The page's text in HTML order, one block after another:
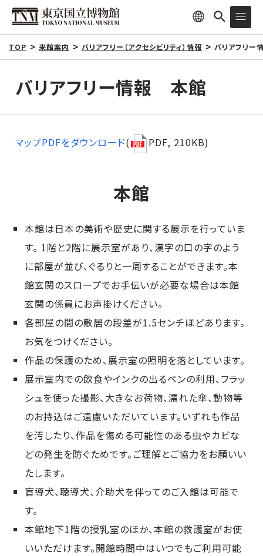
TOP 来館案内 バリアフリー（アクセシビリティ）情報 バリアフリ
バリアフリー情報 本館
マップPDFをダウンロード( PDF, 210KB)
本館
本館は日本の美術や歴史に関する展示を行っていま
す。 1階と2階に展示室があり、漢字の口の字のよう
に部屋が並び、ぐるりと一周することができます。本
館玄関のスロープでお手伝いが必要な場合は本館
玄関の係員にお声掛けください。
各部屋の間の敷居の段差が1.5センチほどあります。
お気をつけください。
作品の保護のため、展示室の照明を落としています。
展示室内での飲食やインクの出るペンの利用、フラッ
シュを使った撮影、大きなお荷物、濡れた傘、動物等
のお持込はご遠慮いただいています。いずれも作品
を汚したり、作品を傷める可能性のある虫やカビな
どの発生を防ぐためです。ご理解とご協力をお願いい
たします。
盲導犬、聴導犬、介助犬を伴ってのご入館は可能で
す。
本館地下1階の授乳室のほか、本館の救護室がお使
いいただけます。開館時間中はいつでもご利用可能